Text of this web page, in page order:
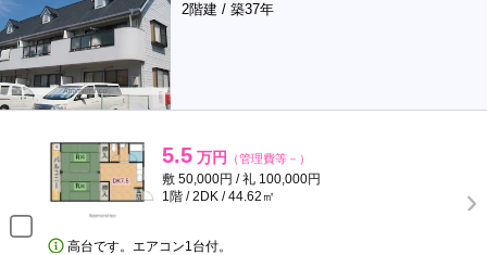
2階建 / 築37年
5.5 万円 （管理費等－）
敷 50,000円 / 礼 100,000円
1階 / 2DK / 44.62㎡
高台です。エアコン1台付。